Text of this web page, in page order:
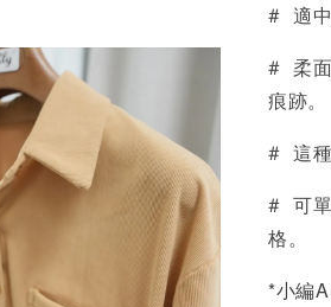
# 適
# 柔
痕跡。
# 這種
# 可
格。
*小編